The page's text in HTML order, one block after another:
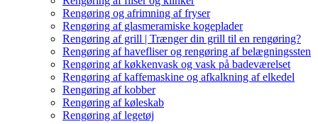
Rengøring og afrimning af fryser
Rengøring af glasmeramiske kogeplader
Rengøring af grill | Trænger din grill til en rengøring?
Rengøring af havefliser og rengøring af belægningssten
Rengøring af køkkenvask og vask på badeværelset
Rengøring af kaffemaskine og afkalkning af elkedel
Rengøring af kobber
Rengøring af køleskab
Rengøring af legetøj